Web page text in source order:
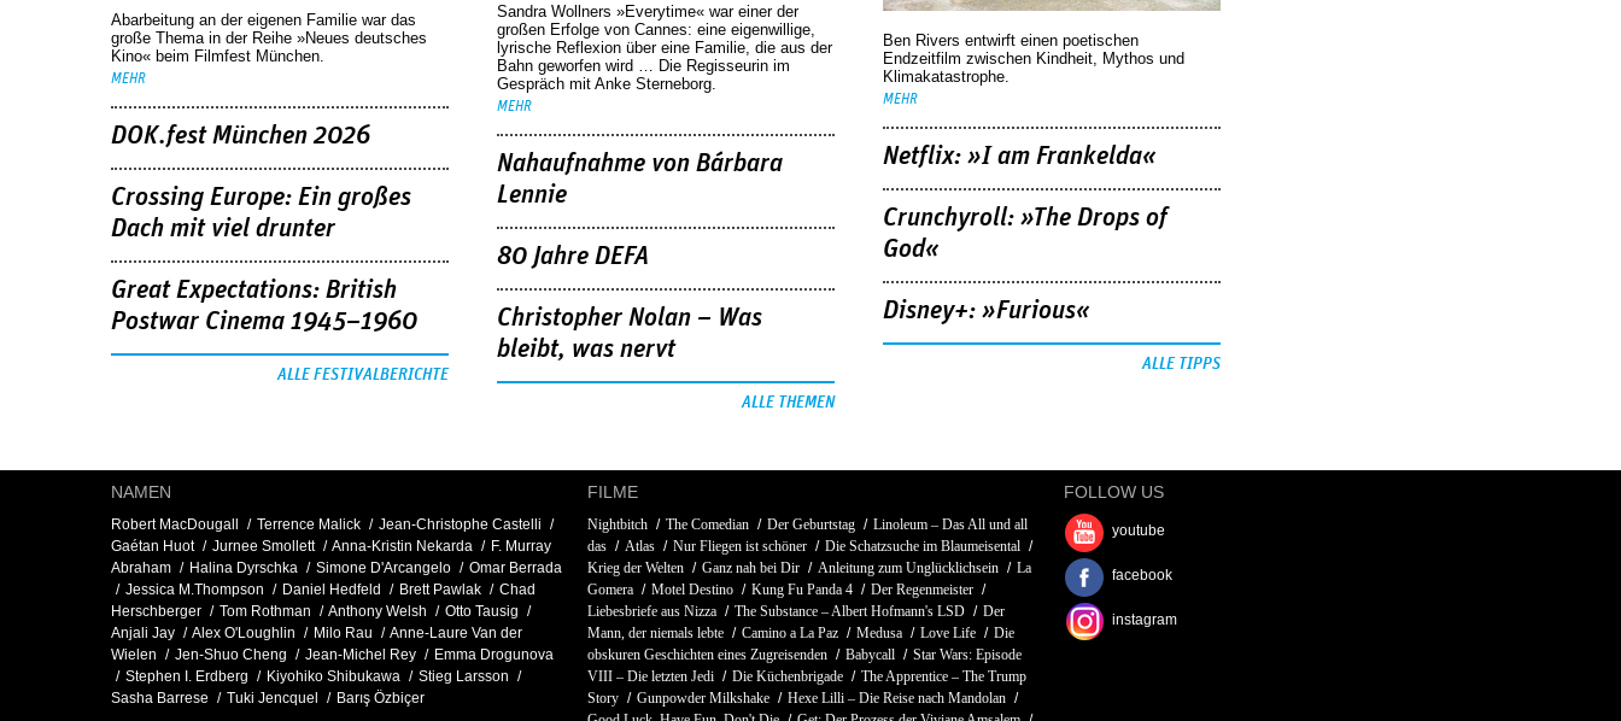
Abarbeitung an der eigenen Familie war das
große Thema in der Reihe »Neues deutsches
Kino« beim Filmfest München.
MEHR
DOK.fest München 2026
Crossing Europe: Ein großes
Dach mit viel drunter
Great Expectations: British
Postwar Cinema 1945–1960
ALLE FESTIVALBERICHTE
Sandra Wollners »Everytime« war einer der
großen Erfolge von Cannes: eine eigenwillige,
lyrische Reflexion über eine ­Familie, die aus der
Bahn geworfen wird … Die Regisseurin im
Gespräch mit Anke Sterneborg.
MEHR
Nahaufnahme von Bárbara
Lennie
80 Jahre DEFA
Christopher Nolan – Was
bleibt, was nervt
ALLE THEMEN
Ben Rivers entwirft einen poetischen
Endzeitfilm zwischen Kindheit, Mythos und
Klimakatastrophe.
MEHR
Netflix: »I am Frankelda«
Crunchyroll: »The Drops of
God«
Disney+: »Furious«
ALLE TIPPS
NAMEN
Robert MacDougall Terrence Malick
Jean-Christophe Castelli
Gaétan Huot
Jurnee Smollett Anna-Kristin Nekarda
F. Murray
Abraham
Halina Dyrschka Simone D'Arcangelo
Omar Berrada
Jessica M.Thompson
Daniel Hedfeld Brett Pawlak
Chad
Herschberger
Tom Rothman Anthony Welsh
Otto Tausig
Anjali Jay
Alex O'Loughlin Milo Rau
Anne-Laure Van der
Wielen
Jen-Shuo Cheng Jean-Michel Rey
Emma Drogunova
Stephen I. Erdberg
Kiyohiko Shibukawa
Stieg Larsson
Sasha Barrese
Tuki Jencquel Barış Özbiçer
FILME
Nightbitch The Comedian Der Geburtstag
Linoleum – Das All und all
das
Atlas Nur Fliegen ist schöner
Die Schatzsuche im Blaumeisental
Krieg der Welten
Ganz nah bei Dir Anleitung zum Unglücklichsein
La
Gomera
Motel Destino Kung Fu Panda 4
Der Regenmeister
Liebesbriefe aus Nizza
The Substance – Albert Hofmann's LSD
Der
Mann, der niemals lebte
Camino a La Paz Medusa Love Life
Die
obskuren Geschichten eines Zugreisenden
Babycall
Star Wars: Episode
VIII – Die letzten Jedi
Die Küchenbrigade
The Apprentice – The Trump
Story
Gunpowder Milkshake
Hexe Lilli – Die Reise nach Mandolan
FOLLOW US
youtube
facebook
instagram